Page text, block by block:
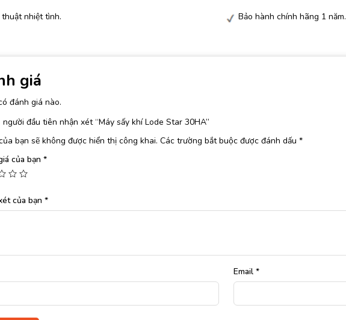
nhiệt tình. Bảo hành chính hãng 1 năm.
giá
đánh giá nào.
đầu tiên nhận xét “Máy sấy khí Lode Star 30HA”
bạn sẽ không được hiển thị công khai. Các trường bắt buộc được đánh dấu *
của bạn *
của bạn *
Email *